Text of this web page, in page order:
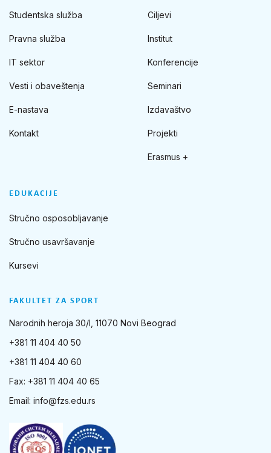
FAKULTET ZA SPORT
Narodnih heroja 30/I, 11070 Novi Beograd
+381 11 404 40 50
+381 11 404 40 60
Fax: +381 11 404 40 65
Email: info@fzs.edu.rs
Studentska služba
Pravna služba
IT sektor
Vesti i obaveštenja
E-nastava
Kontakt
Ciljevi
Institut
Konferencije
Seminari
Izdavaštvo
Projekti
Erasmus +
EDUKACIJE
Stručno osposobljavanje
Stručno usavršavanje
Kursevi